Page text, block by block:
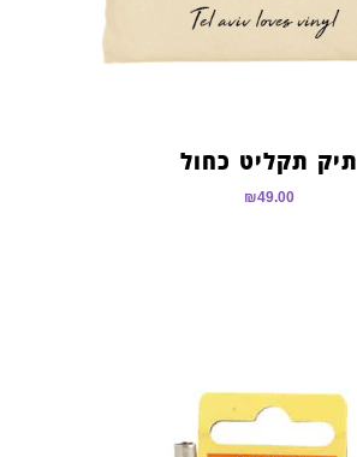
תיק תקליט כחול
₪49.00